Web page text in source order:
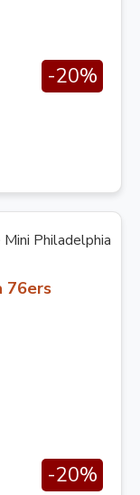
-20%
76ers
-20%